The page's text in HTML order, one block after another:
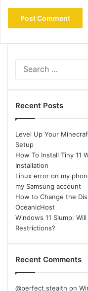
Recent Posts
Level Up Your
Setup
How To Install Tiny 11
Installation
Linux error on my
my Samsung account
How to Change the
OceanicHost
Windows 11 Slump:
Restrictions?
Recent Comments
@perfect.stealth on